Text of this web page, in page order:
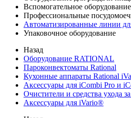
Вспомогательное
Профессиональные
Автоматизированные линии
Упаковочное оборудование
Назад
Оборудование RATIONAL
Пароконвектоматы Rational
Кухонные аппараты Rational
Аксессуары для iCombi Pro и
Очистители и средства ухода
Аксессуары для iVario®